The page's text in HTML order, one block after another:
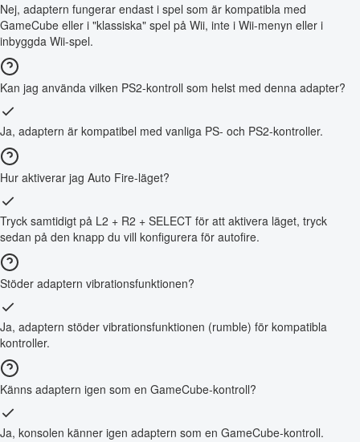
Nej, adaptern fungerar endast i spel som är kompatibla med
GameCube eller i "klassiska" spel på Wii, inte i Wii-menyn eller i
inbyggda Wii-spel.
Kan jag använda vilken PS2-kontroll som helst med denna adapter?
Ja, adaptern är kompatibel med vanliga PS- och PS2-kontroller.
Hur aktiverar jag Auto Fire-läget?
Tryck samtidigt på L2 + R2 + SELECT för att aktivera läget, tryck
sedan på den knapp du vill konfigurera för autofire.
Stöder adaptern vibrationsfunktionen?
Ja, adaptern stöder vibrationsfunktionen (rumble) för kompatibla
kontroller.
Känns adaptern igen som en GameCube-kontroll?
Ja, konsolen känner igen adaptern som en GameCube-kontroll.